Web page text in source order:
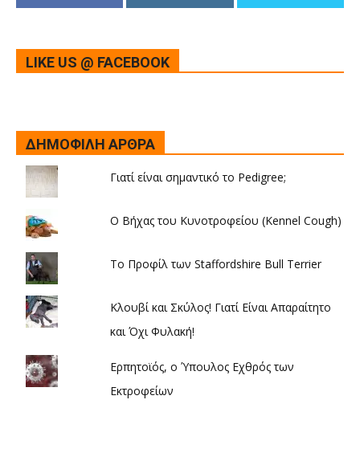
LIKE US @ FACEBOOK
ΔΗΜΟΦΙΛΗ ΑΡΘΡΑ
Γιατί είναι σημαντικό το Pedigree;
Ο Βήχας του Κυνοτροφείου (Kennel Cough)
Το Προφίλ των Staffordshire Bull Terrier
Κλουβί και Σκύλος! Γιατί Είναι Απαραίτητο
και Όχι Φυλακή!
Ερπητοϊός, ο Ύπουλος Εχθρός των
Εκτροφείων